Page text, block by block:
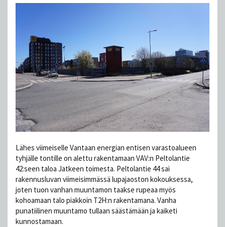
Lähes viimeiselle Vantaan energian entisen varastoalueen
tyhjälle tontille on alettu rakentamaan VAV:n Peltolantie
42:seen taloa Jatkeen toimesta. Peltolantie 44 sai
rakennusluvan viimeisimmässä lupajaoston kokouksessa,
joten tuon vanhan muuntamon taakse rupeaa myös
kohoamaan talo piakkoin T2H:n rakentamana. Vanha
punatiilinen muuntamo tullaan säästämään ja kaiketi
kunnostamaan.